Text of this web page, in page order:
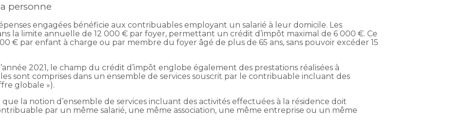
personne
engagées bénéficie aux contribuables employant un salarié à leur domicile. Les
la limite annuelle de 12 000 € par foyer, permettant un crédit d’impôt maximal de 6 000 €. Ce
€ par enfant à charge ou par membre du foyer âgé de plus de 65 ans, sans pouvoir excéder 15
2021, le champ du crédit d’impôt englobe également des prestations réalisées à
sont comprises dans un ensemble de services souscrit par le contribuable incluant des
globale »).
la notion d’ensemble de services incluant des activités effectuées à la résidence doit
par un même salarié, une même association, une même entreprise ou un même